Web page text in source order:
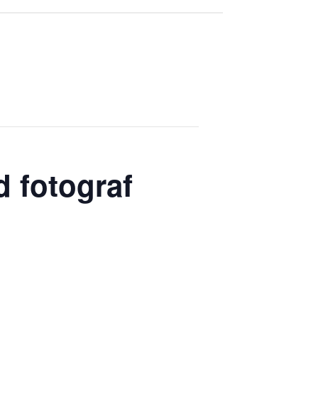
fotograf